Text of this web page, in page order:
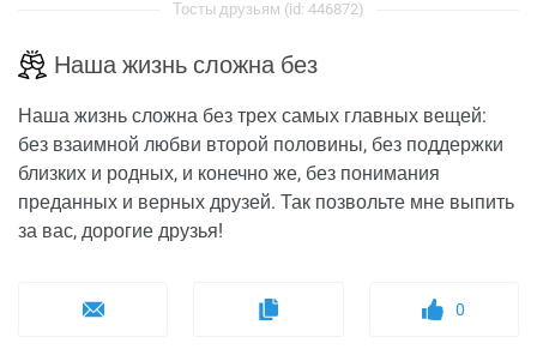
Тосты друзьям (id: 446872)
Наша жизнь сложна без
Наша жизнь сложна без трех самых главных вещей:
без взаимной любви второй половины, без поддержки
близких и родных, и конечно же, без понимания
преданных и верных друзей. Так позвольте мне выпить
за вас, дорогие друзья!
0